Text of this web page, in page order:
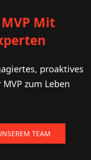
Mit
proaktives
zum Leben
TEAM